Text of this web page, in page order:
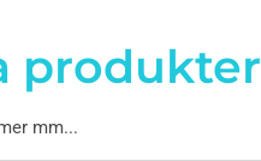
produkter
mm...